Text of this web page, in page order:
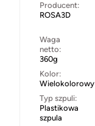
Producent:
ROSA3D
Waga
netto:
360g
Kolor:
Wielokolorowy
Typ szpuli:
Plastikowa
szpula